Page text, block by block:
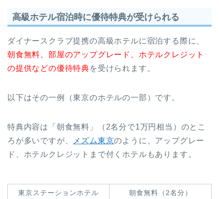
高級ホテル宿泊時に優待特典が受けられる
ダイナースクラブ提携の高級ホテルに宿泊する際に、
朝食無料、部屋のアップグレード、ホテルクレジット
の提供などの優待特典を受けられます。
以下はその一例（東京のホテルの一部）です。
特典内容は「朝食無料」（2名分で1万円相当）のとこ
ろが多いですが、
メズム東京のように、アップグレー
ド、ホテルクレジットまで付くホテルもあります。
東京ステーションホテル 朝食無料（2名分）